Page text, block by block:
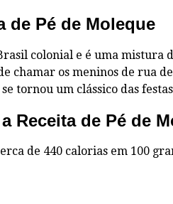
de Pé de Moleque
colonial e é uma
chamar os meninos de rua
tornou um clássico das
Receita de Pé de
de 440 calorias em 100